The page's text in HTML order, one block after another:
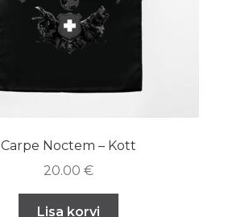
Carpe Noctem – Kott
20.00 €
Lisa korvi